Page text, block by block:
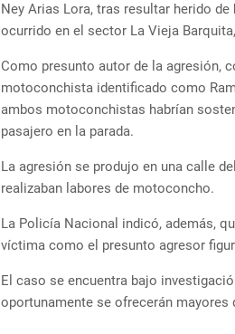
Ney Arias Lora, tras resultar herido
ocurrido en el sector La Vieja
Como presunto autor de la agresión,
motoconchista identificado como
ambos motoconchistas habrían
pasajero en la parada.
La agresión se produjo en una calle
realizaban labores de motoconcho.
La Policía Nacional indicó, además,
víctima como el presunto agresor
El caso se encuentra bajo
oportunamente se ofrecerán mayores